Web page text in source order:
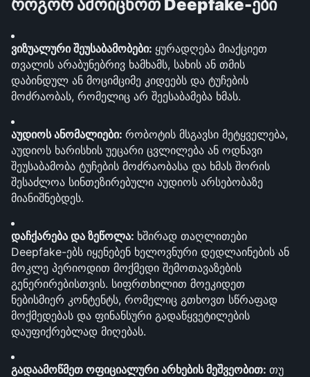
როგორ ამოიცნოთ Deepfake-ები
ვიზუალური შეუსაბამობები: ყურადღება მიაქციეთ
თვალის არაბუნებრივ ხამხამს, სახის ან თმის
დაბინდულ ან მოციმციმე კიდეებს და ტუჩების
მოძრაობას, რომელიც არ შეესაბამება ხმას.
აუდიოს ანომალიები: რობოტის მსგავსი მეტყველება,
აუდიოს ხარისხის უეცარი ცვლილება ან ოდნავი
შეუსაბამობა ტუჩების მოძრაობასა და ხმას შორის
შესაძლოა სინთეზირებული აუდიოს არსებობაზე
მიანიშნებდეს.
დაჩქარება და ზეწოლა: ხშირად თაღლითები
Deepfake-ებს იყენებენ ხელოვნური დედლაინების ან
მოკლე პერიოდით მოქმედი შემოთავაზების
გენერირებისთვის. სიფრთხილით მოეკიდეთ
ნებისმიერ კონტენტს, რომელიც გთხოვთ სწრაფად
მოქმედებას და ფინანსური გადაწყვეტილების
დაუფიქრებლად მიღებას.
გადაამოწმეთ ოფიციალური არხების მეშვეობით: თუ